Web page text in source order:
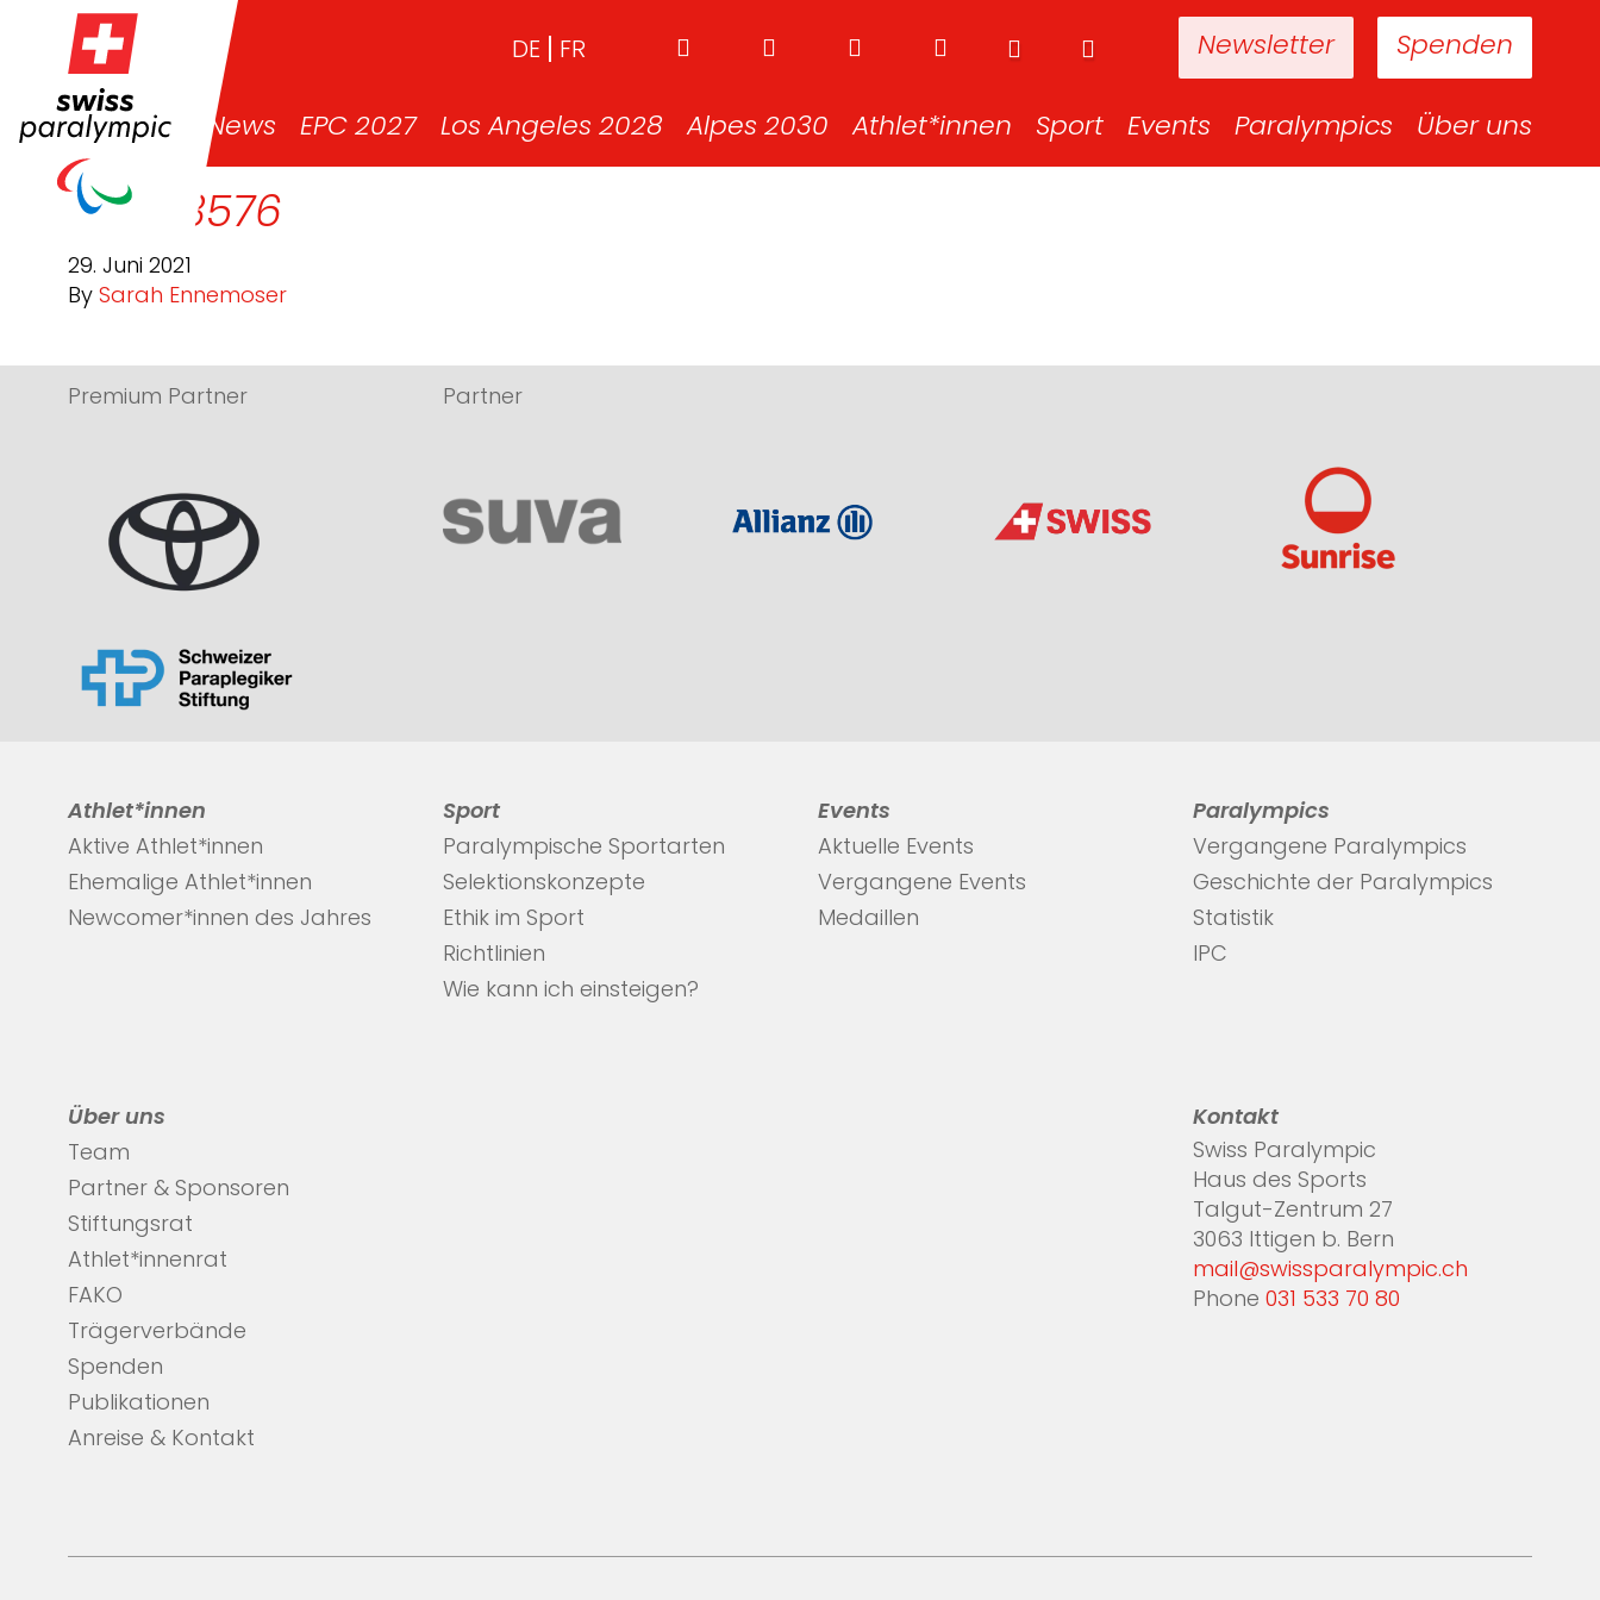
Spenden
Newsletter
DE FR
News EPC 2027 Los Angeles 2028 Alpes 2030 Athlet*innen Sport Events Paralympics Über uns
DSC03576
29. Juni 2021
By Sarah Ennemoser
Premium Partner Partner
Athlet*innen
Aktive Athlet*innen
Ehemalige Athlet*innen
Newcomer*innen des Jahres
Sport
Paralympische Sportarten
Selektionskonzepte
Ethik im Sport
Richtlinien
Wie kann ich einsteigen?
Events
Aktuelle Events
Vergangene Events
Medaillen
Paralympics
Vergangene Paralympics
Geschichte der Paralympics
Statistik
IPC
Über uns
Team
Partner & Sponsoren
Stiftungsrat
Athlet*innenrat
FAKO
Trägerverbände
Spenden
Publikationen
Anreise & Kontakt
Kontakt
Swiss Paralympic
Haus des Sports
Talgut-Zentrum 27
3063 Ittigen b. Bern
mail@swissparalympic.ch
Phone 031 533 70 80